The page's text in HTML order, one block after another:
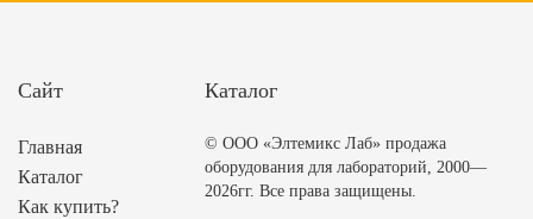
Сайт
Главная
Каталог
Как купить?
Каталог
© ООО «Элтемикс Лаб» продажа
оборудования для лабораторий, 2000—
2026гг. Все права защищены.